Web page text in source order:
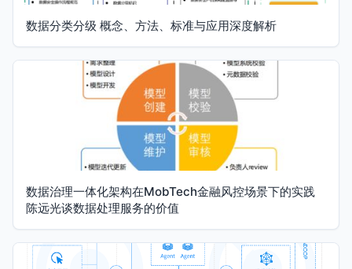
数据分类分级 概念、方法、标准与应用深度解析
数据治理一体化架构在MobTech金融风控场景下的实践
陈远光谈数据处理服务的价值